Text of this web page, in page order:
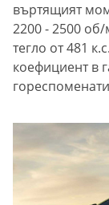
въртящият
2200 - 2500
тегло от 481
коефициент в